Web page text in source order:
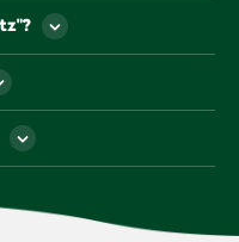
werden
so genannten „E-
und
sind
die mit den E-
sind.
in
dürfen
Gesetz
Symbol
von uns
verlängern und
zu geben.